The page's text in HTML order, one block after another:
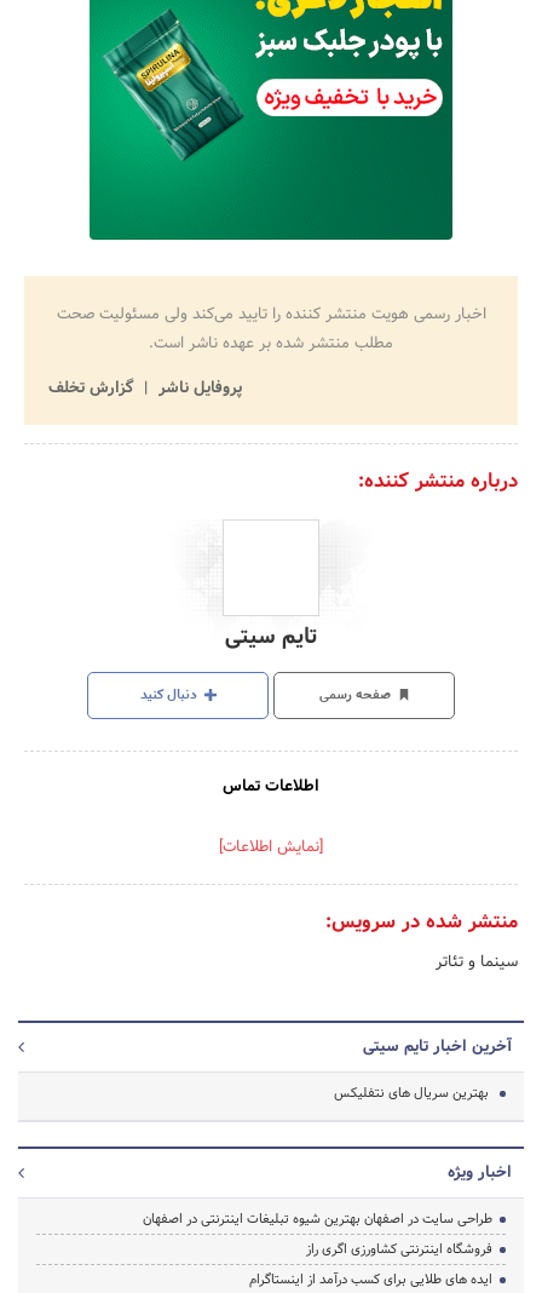
اخبار رسمی هویت منتشر کننده را تایید می‌کند ولی مسئولیت صحت
مطلب منتشر شده بر عهده ناشر است.
پروفایل ناشر
گزارش تخلف
درباره منتشر کننده:
تایم سیتی
صفحه رسمی دنبال کنید
اطلاعات تماس
[نمایش اطلاعات]
منتشر شده در سرویس:
سینما و تئاتر
آخرین اخبار تایم سیتی
بهترین سریال های نتفلیکس
اخبار ویژه
طراحی سایت در اصفهان بهترین شیوه تبلیغات اینترنتی در اصفهان
فروشگاه اینترنتی کشاورزی اگری راز
ایده های طلایی برای کسب درآمد از اینستاگرام